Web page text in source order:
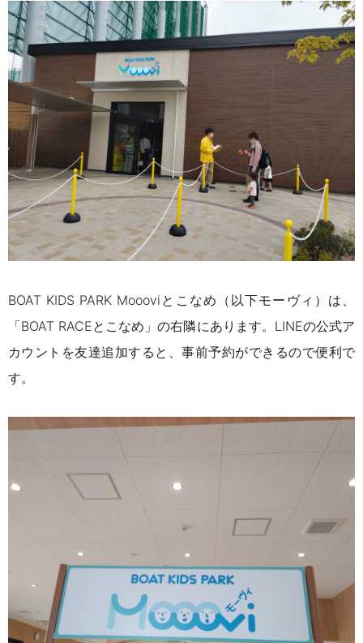
BOAT KIDS PARK Moooviとこなめ（以下モーヴィ）は、
「BOAT RACEとこなめ」の右隣にあります。LINEの公式ア
カウントを友達追加すると、事前予約ができるので便利で
す。